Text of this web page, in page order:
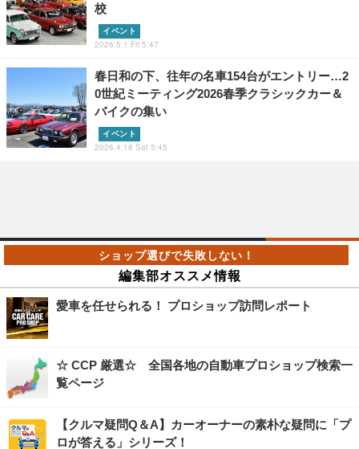
校
イベント
2026.5.1 Fri 5:47
春日和の下、往年の名車154台がエントリー…2
0世紀ミーティング2026春季クラシックカー＆
バイクの集い
イベント
2026.4.18 Sat 5:45
編集部オススメ情報
愛車を任せられる！ プロショップ訪問レポート
☆ CCP 厳選☆ 全国各地の自動車プロショップ検索一
覧ページ
【クルマ疑問Q＆A】カーオーナーの素朴な疑問に「プ
ロが答える」シリーズ！